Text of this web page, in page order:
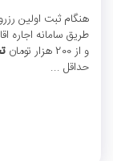
هنگام ثبت اولین
طریق سامانه اجاره
و از 200 هزار تومان
حداقل ...